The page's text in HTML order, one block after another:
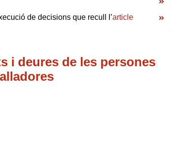
de decisions que recull l’article
i deures de les persones